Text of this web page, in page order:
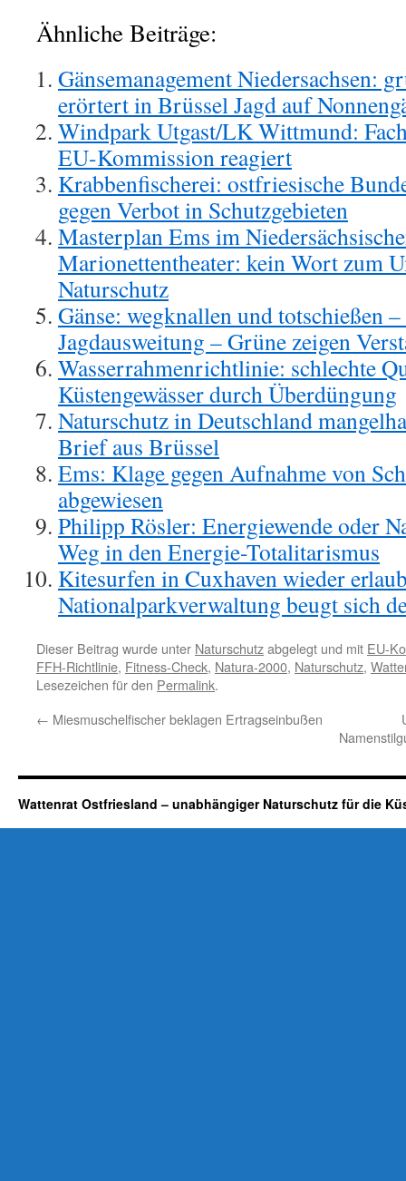
Ähnliche Beiträge:
Gänsemanagement Niedersachsen:
erörtert in Brüssel Jagd auf
Windpark Utgast/LK Wittmund:
EU-Kommission reagiert
Krabbenfischerei: ostfriesische
gegen Verbot in Schutzgebieten
Masterplan Ems im
Marionettentheater: kein Wort zum
Naturschutz
Gänse: wegknallen und totschießen
Jagdausweitung – Grüne zeigen
Wasserrahmenrichtlinie: schlechte
Küstengewässer durch Überdüngung
Naturschutz in Deutschland
Brief aus Brüssel
Ems: Klage gegen Aufnahme von
abgewiesen
Philipp Rösler: Energiewende oder
Weg in den Energie-Totalitarismus
Kitesurfen in Cuxhaven wieder
Nationalparkverwaltung beugt sich
Dieser Beitrag wurde unter Naturschutzabgelegt und mit EU-
FFH-Richtlinie, Fitness-Check, Natura-2000, Naturschutz,
Lesezeichen für den Permalink.
← Miesmuschelfischer beklagen Ertragseinbußen
Wattenrat Ostfriesland – unabhängiger Naturschutz für die